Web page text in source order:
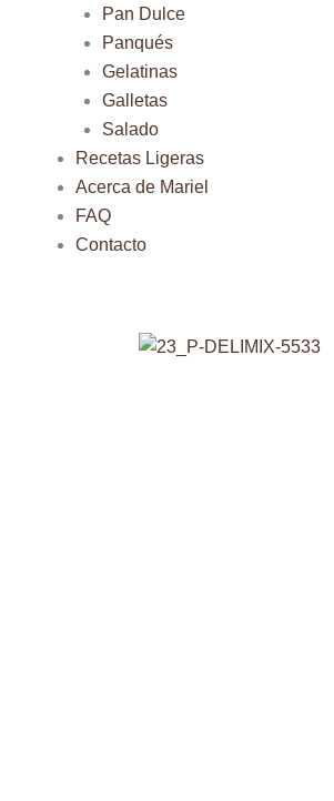
Pan Dulce
Panqués
Gelatinas
Galletas
Salado
Recetas Ligeras
Acerca de Mariel
FAQ
Contacto